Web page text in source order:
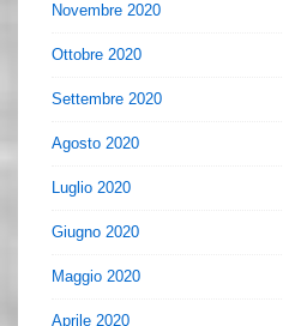
Novembre 2020
Ottobre 2020
Settembre 2020
Agosto 2020
Luglio 2020
Giugno 2020
Maggio 2020
Aprile 2020